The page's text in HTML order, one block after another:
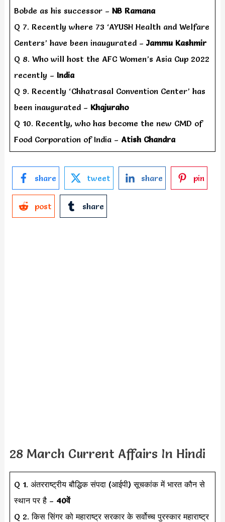
Bobde as his successor – NB Ramana
Q 7. Recently where 73 ‘AYUSH Health and Welfare
Centers’ have been inaugurated – Jammu Kashmir
Q 8. Who will host the AFC Women’s Asia Cup 2022
recently – India
Q 9. Recently ‘Chhatrasal Convention Center’ has
been inaugurated – Khajuraho
Q 10. Recently, who has become the new CMD of
Food Corporation of India – Atish Chandra
share tweet share pin
post share
28 March Current Affairs In Hindi
Q 1. अंतरराष्ट्रीय बौद्धिक संपदा (आईपी) सूचकांक में भारत कौन से
स्थान पर है – 40वें
Q 2. किस सिंगर को महाराष्ट्र सरकार के सर्वोच्च पुरस्कार महाराष्ट्र